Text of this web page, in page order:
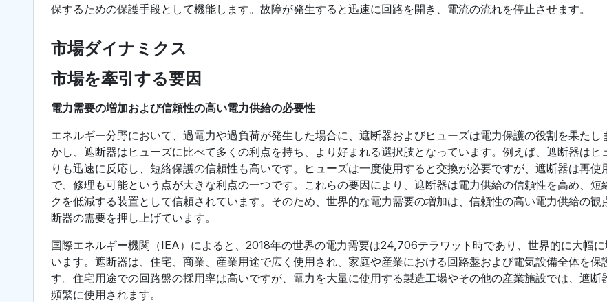
保するための保護手段として機能します。故障が発生すると迅速に回路を開き、電流の流れを停止させます。
市場ダイナミクス
市場を牽引する要因
電力需要の増加および信頼性の高い電力供給の必要性
エネルギー分野において、過電力や過負荷が発生した場合に、遮断器およびヒューズは電力保護の役割を果たし
かし、遮断器はヒューズに比べて多くの利点を持ち、より好まれる選択肢となっています。例えば、遮断器はヒ
りも迅速に反応し、短絡保護の信頼性も高いです。ヒューズは一度使用すると交換が必要ですが、遮断器は再使
で、修理も可能という点が大きな利点の一つです。これらの要因により、遮断器は電力供給の信頼性を高め、短
クを低減する装置として信頼されています。そのため、世界的な電力需要の増加は、信頼性の高い電力供給の観
断器の需要を押し上げています。
国際エネルギー機関（IEA）によると、2018年の世界の電力需要は24,706テラワット時であり、世界的に大幅に
います。遮断器は、住宅、商業、産業用途で広く使用され、家庭や産業における回路盤および電気設備全体を保
す。住宅用途での回路盤の採用率は高いですが、電力を大量に使用する製造工場やその他の産業施設では、遮断
頻繁に使用されます。